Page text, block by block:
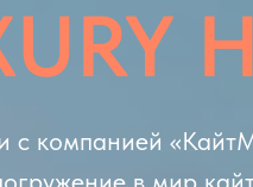
с компанией